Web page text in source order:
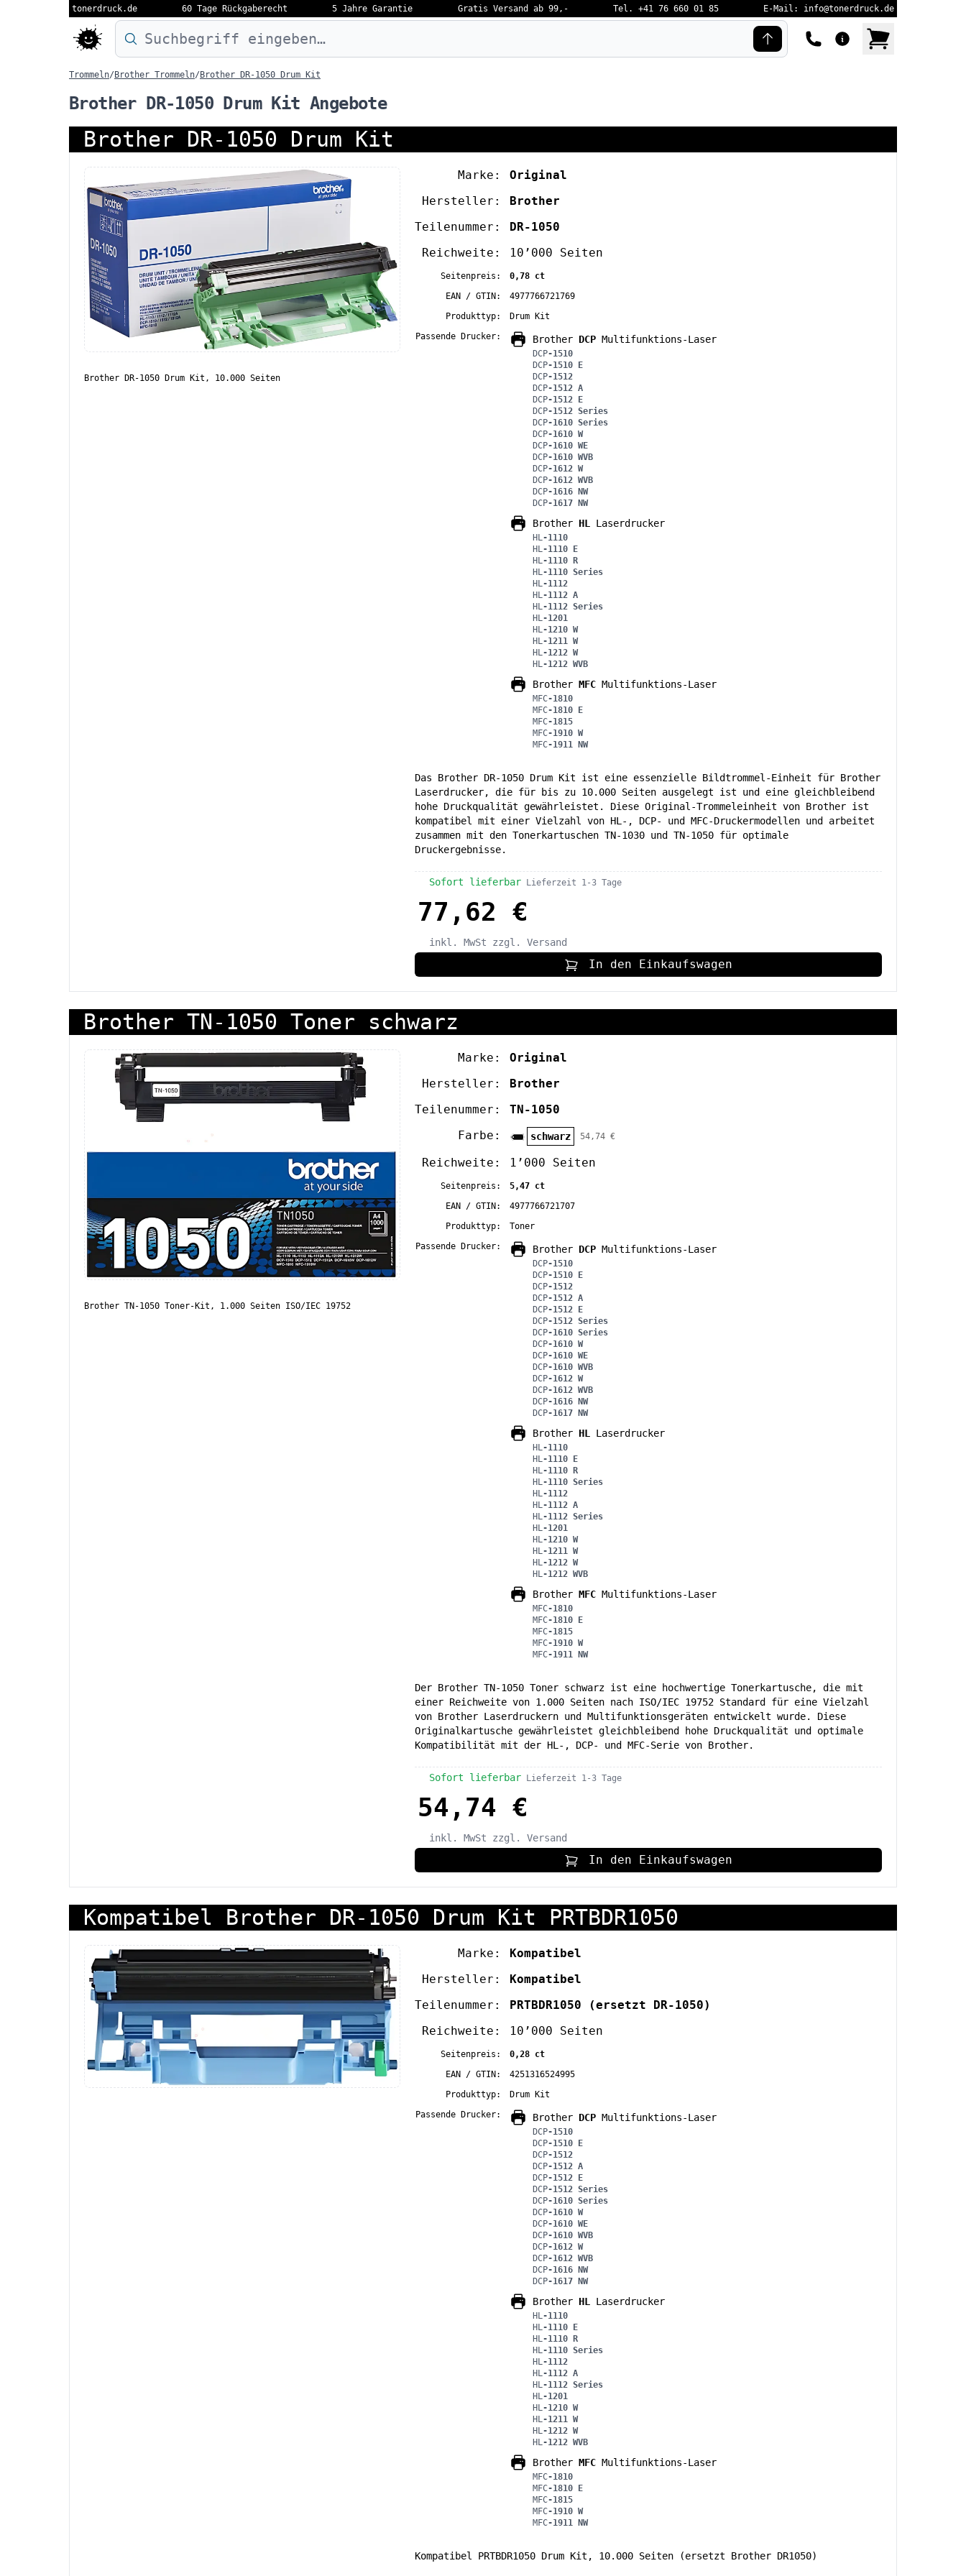
tonerdruck.de 60 Tage Rückgaberecht 5 Jahre Garantie Gratis Versand ab 99,- Tel. +41 76 660 01 85 E-Mail: info@tonerdruck.de
Druckermodell oder Produktnamen eingeben…
Trommeln/ Brother Trommeln/ Brother DR-1050 Drum Kit
Brother DR-1050 Drum Kit Angebote
Brother DR-1050 Drum Kit
Brother DR-1050 Drum Kit, 10.000 Seiten
Marke:
Original
Hersteller:
Brother
Teilenummer:
DR-1050
Reichweite:
10’000 Seiten
Seitenpreis:
0,78 ct
EAN / GTIN:
4977766721769
Produkttyp:
Drum Kit
Passende Drucker:
Brother DCP Multifunktions-Laser
DCP-1510
DCP-1510 E
DCP-1512
DCP-1512 A
DCP-1512 E
DCP-1512 Series
DCP-1610 Series
DCP-1610 W
DCP-1610 WE
DCP-1610 WVB
DCP-1612 W
DCP-1612 WVB
DCP-1616 NW
DCP-1617 NW
Brother HL Laserdrucker
HL-1110
HL-1110 E
HL-1110 R
HL-1110 Series
HL-1112
HL-1112 A
HL-1112 Series
HL-1201
HL-1210 W
HL-1211 W
HL-1212 W
HL-1212 WVB
Brother MFC Multifunktions-Laser
MFC-1810
MFC-1810 E
MFC-1815
MFC-1910 W
MFC-1911 NW
Das Brother DR-1050 Drum Kit ist eine essenzielle Bildtrommel-Einheit für Brother
Laserdrucker, die für bis zu 10.000 Seiten ausgelegt ist und eine gleichbleibend
hohe Druckqualität gewährleistet. Diese Original-Trommeleinheit von Brother ist
kompatibel mit einer Vielzahl von HL-, DCP- und MFC-Druckermodellen und arbeitet
zusammen mit den Tonerkartuschen TN-1030 und TN-1050 für optimale
Druckergebnisse.
Sofort lieferbar Lieferzeit 1-3 Tage
77,62 €
inkl. MwSt zzgl. Versand
In den Einkaufswagen
Brother TN-1050 Toner schwarz
Brother TN-1050 Toner-Kit, 1.000 Seiten ISO/IEC 19752
Marke:
Original
Hersteller:
Brother
Teilenummer:
TN-1050
Farbe:
schwarz 54,74 €
Reichweite: 1’000 Seiten
Seitenpreis:
5,47 ct
EAN / GTIN:
4977766721707
Produkttyp:
Toner
Passende Drucker:
Brother DCP Multifunktions-Laser
DCP-1510
DCP-1510 E
DCP-1512
DCP-1512 A
DCP-1512 E
DCP-1512 Series
DCP-1610 Series
DCP-1610 W
DCP-1610 WE
DCP-1610 WVB
DCP-1612 W
DCP-1612 WVB
DCP-1616 NW
DCP-1617 NW
Brother HL Laserdrucker
HL-1110
HL-1110 E
HL-1110 R
HL-1110 Series
HL-1112
HL-1112 A
HL-1112 Series
HL-1201
HL-1210 W
HL-1211 W
HL-1212 W
HL-1212 WVB
Brother MFC Multifunktions-Laser
MFC-1810
MFC-1810 E
MFC-1815
MFC-1910 W
MFC-1911 NW
Der Brother TN-1050 Toner schwarz ist eine hochwertige Tonerkartusche, die mit
einer Reichweite von 1.000 Seiten nach ISO/IEC 19752 Standard für eine Vielzahl
von Brother Laserdruckern und Multifunktionsgeräten entwickelt wurde. Diese
Originalkartusche gewährleistet gleichbleibend hohe Druckqualität und optimale
Kompatibilität mit der HL-, DCP- und MFC-Serie von Brother.
Sofort lieferbar Lieferzeit 1-3 Tage
54,74 €
inkl. MwSt zzgl. Versand
In den Einkaufswagen
Kompatibel Brother DR-1050 Drum Kit PRTBDR1050
Marke:
Kompatibel
Hersteller:
Kompatibel
Teilenummer:
PRTBDR1050
(ersetzt DR-1050)
Reichweite:
10’000 Seiten
Seitenpreis:
0,28 ct
EAN / GTIN:
4251316524995
Produkttyp:
Drum Kit
Passende Drucker:
Brother DCP Multifunktions-Laser
DCP-1510
DCP-1510 E
DCP-1512
DCP-1512 A
DCP-1512 E
DCP-1512 Series
DCP-1610 Series
DCP-1610 W
DCP-1610 WE
DCP-1610 WVB
DCP-1612 W
DCP-1612 WVB
DCP-1616 NW
DCP-1617 NW
Brother HL Laserdrucker
HL-1110
HL-1110 E
HL-1110 R
HL-1110 Series
HL-1112
HL-1112 A
HL-1112 Series
HL-1201
HL-1210 W
HL-1211 W
HL-1212 W
HL-1212 WVB
Brother MFC Multifunktions-Laser
MFC-1810
MFC-1810 E
MFC-1815
MFC-1910 W
MFC-1911 NW
Kompatibel PRTBDR1050 Drum Kit, 10.000 Seiten (ersetzt Brother DR1050)